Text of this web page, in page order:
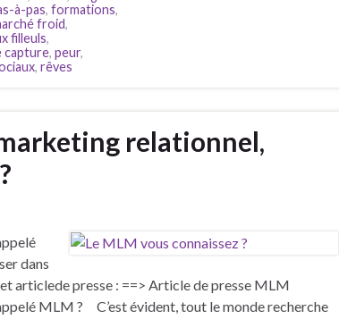
à-pas, formations,
froid,
filleuls,
capture, peur,
, rêves
relationnel,
dans
articlede presse : ==> Article de presse MLM
MLM ? C’est évident, tout le monde recherche